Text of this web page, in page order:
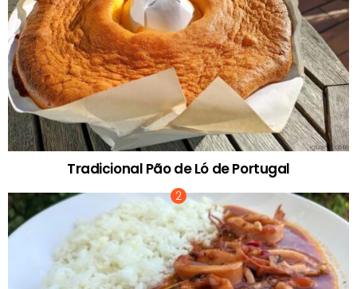
Tradicional Pão de Ló de Portugal